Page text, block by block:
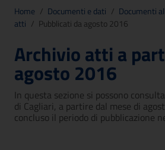
Home / Documenti e dati / Documenti
atti / Pubblicati da agosto 2016
Archivio atti a
agosto 2016
In questa sezione si possono
di Cagliari, a partire dal mese di
concluso il periodo di pubblicazione